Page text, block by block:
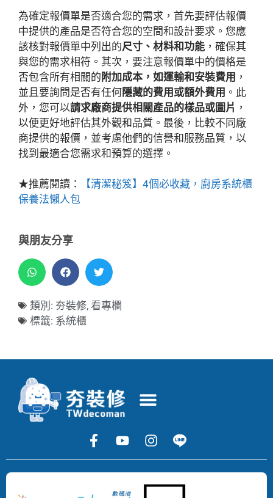
為確定報價單是否適合您的需求，首先要評估報價
中提供的產品是否符合您的空間和設計要求。您應
該核對報價單中列出的尺寸、材料和功能 ，確保其
與您的需求相符。其次，要注意報價單中的價格是
否包含所有相關的 附加成本，如運輸和安裝費用 ，
並且要詢問是否有任何隱藏的費用或額外費用 。此
外，您可以請求廠商提供相關產品的樣品或圖片 ，
以便更好地評估其外觀和品質。最後，比較不同廠
商提供的報價，並考慮他們的信譽和服務品質，以
找到最適合您需求和預算的選擇。
★推薦閱讀：
【清潔秘笈】4個必收藏，廚房系統櫃
保養法懶人包
與朋友分享
類別: 夯裝修, 看專欄
標籤: 系統櫃
Copyright